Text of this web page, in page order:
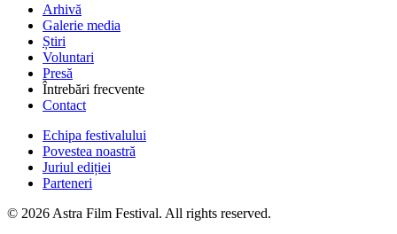
Arhivă
Galerie media
Știri
Voluntari
Presă
Întrebări frecvente
Contact
Echipa festivalului
Povestea noastră
Juriul ediției
Parteneri
© 2026 Astra Film Festival. All rights reserved.